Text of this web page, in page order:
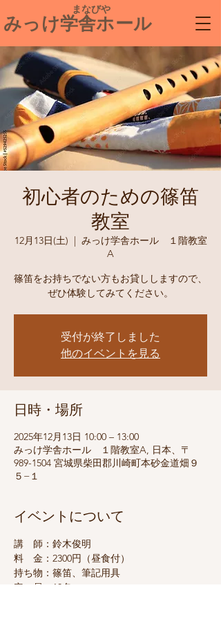
​ まなびや
みっけ学舎ホール
初心者のための篠笛
教室
12月13日(土)
  |
みっけ学舎ホール １階教室
A
篠笛をお持ちでない方もお貸ししますので、
受付が終了しました
他のイベントを見る
日時・場所
2025年12月13日 10:00 – 13:00
みっけ学舎ホール １階教室A, 日本、〒
989-1504 宮城県柴田郡川崎町本砂金道畑９
５−１
イベントについて
講　師：鈴木俊明
料　金：2300円（昼食付）
持ち物：篠笛、筆記用具
定　員：10名